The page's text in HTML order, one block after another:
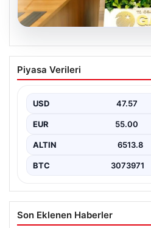
05.08.2026
Organize Suçla
Güvenlik Vizyonu
mücadele alanında yeni bir
önemli…
Piyasa Verileri
USD 47.57
EUR 55.00
ALTIN 6513.8
BTC 3073971
Son Eklenen Haberler